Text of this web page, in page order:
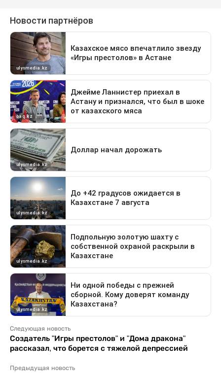
Следующая новость
Создатель "Игры престолов" и "Дома дракона"
рассказал, что борется с тяжелой депрессией
Предыдущая новость